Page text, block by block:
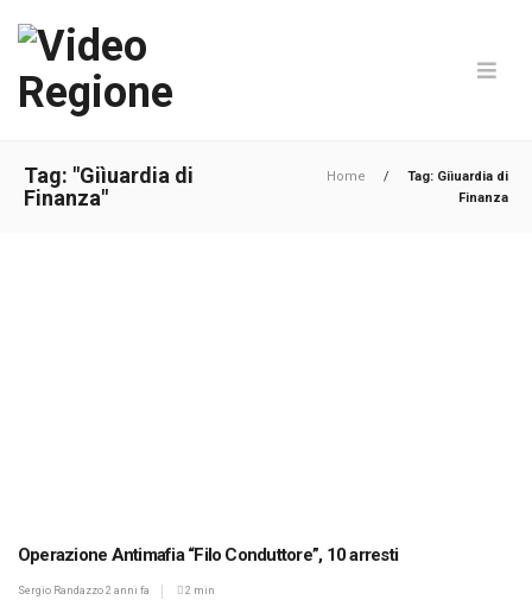
Tag: "Giìuardia di
Finanza"
Home /
Tag: Giìuardia di
Finanza
Operazione Antimafia “Filo Conduttore”, 10 arresti
Sergio Randazzo 2 anni fa 2 min